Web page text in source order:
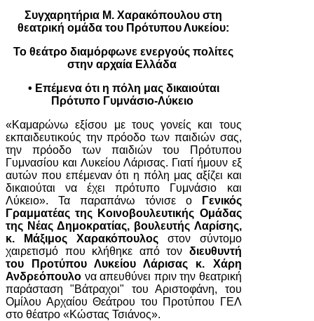
Συγχαρητήρια Μ. Χαρακόπουλου στη
θεατρική ομάδα του Πρότυπου Λυκείου:
Το θεάτρο διαμόρφωνε ενεργούς πολίτες
στην αρχαία Ελλάδα
• Επέμενα ότι η πόλη μας δικαιούται
Πρότυπο Γυμνάσιο-Λύκειο
«Καμαρώνω εξίσου με τους γονείς και τους
εκπαιδευτικούς την πρόοδο των παιδιών σας,
την πρόοδο των παιδιών του Πρότυπου
Γυμνασίου και Λυκείου Λάρισας. Γιατί ήμουν εξ
αυτών που επέμεναν ότι η πόλη μας αξίζει και
δικαιούται να έχει πρότυπο Γυμνάσιο και
Λύκειο». Τα παραπάνω τόνισε ο
Γενικός
Γραμματέας της Κοινοβουλευτικής Ομάδας
της Νέας Δημοκρατίας, βουλευτής Λαρίσης,
κ. Μάξιμος Χαρακόπουλοςστον σύντομο
χαιρετισμό που κλήθηκε από τον διευθυντή
του Προτύπου Λυκείου Λάρισας κ. Χάρη
Ανδρεόπουλο να απευθύνει πριν την θεατρική
παράσταση "Βάτραχοι" του Αριστοφάνη, του
Ομίλου Αρχαίου Θεάτρου του Προτύπου ΓΕΛ
στο θέατρο «Κώστας Τσιάνος».